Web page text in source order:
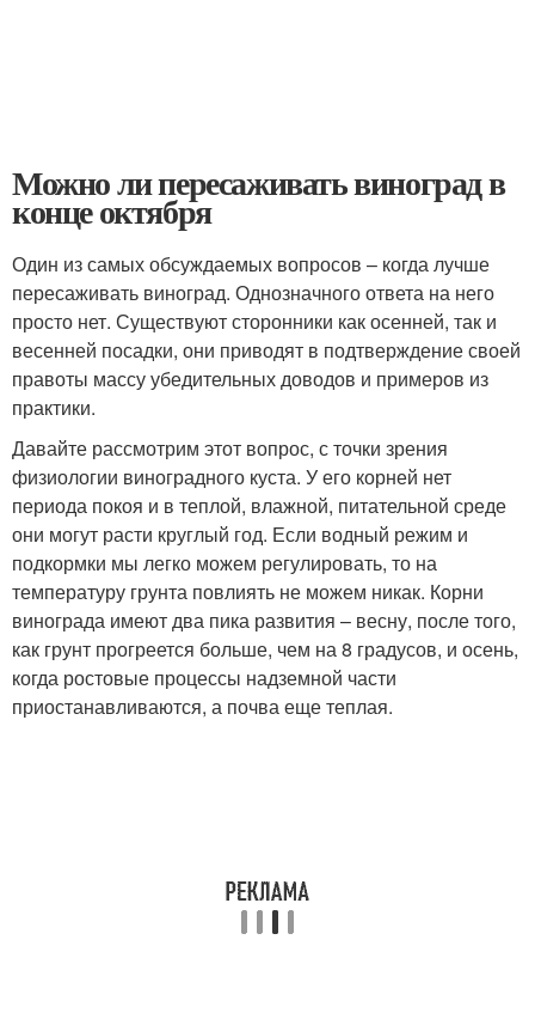
Можно ли пересаживать виноград в
конце октября
Один из самых обсуждаемых вопросов – когда лучше
пересаживать виноград. Однозначного ответа на него
просто нет. Существуют сторонники как осенней, так и
весенней посадки, они приводят в подтверждение своей
правоты массу убедительных доводов и примеров из
практики.
Давайте рассмотрим этот вопрос, с точки зрения
физиологии виноградного куста. У его корней нет
периода покоя и в теплой, влажной, питательной среде
они могут расти круглый год. Если водный режим и
подкормки мы легко можем регулировать, то на
температуру грунта повлиять не можем никак. Корни
винограда имеют два пика развития – весну, после того,
как грунт прогреется больше, чем на 8 градусов, и осень,
когда ростовые процессы надземной части
приостанавливаются, а почва еще теплая.